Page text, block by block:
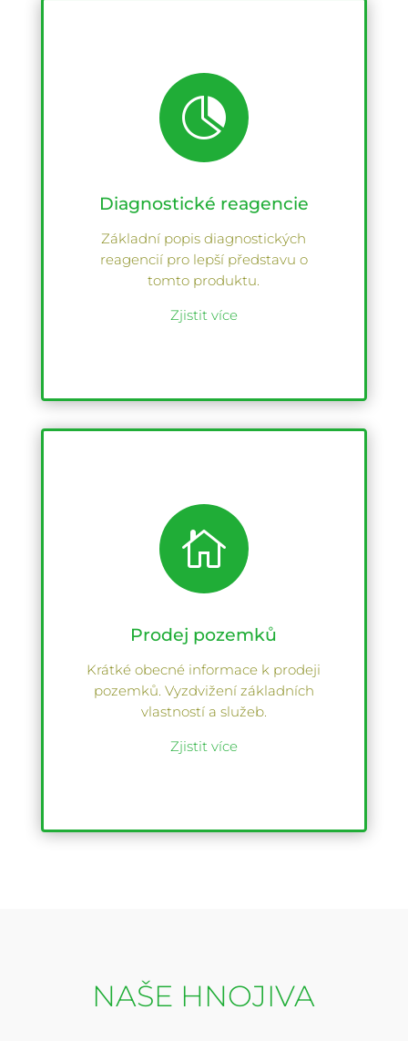

Diagnostické reagencie
Základní popis diagnostických
reagencií pro lepší představu o
tomto produktu.
Zjistit více

Prodej pozemků
Krátké obecné informace k prodeji
pozemků. Vyzdvižení základních
vlastností a služeb.
Zjistit více
NAŠE HNOJIVA